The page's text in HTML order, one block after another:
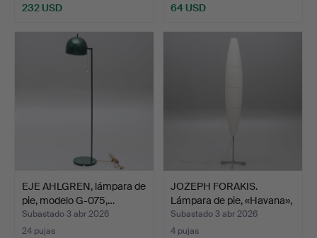
232 USD 64 USD
EJE AHLGREN, lámpara de
pie, modelo G-075,…
Subastado 3 abr 2026
24 pujas
JOZEPH FORAKIS.
Lámpara de pie, «Havana»,
…
Subastado 3 abr 2026
4 pujas